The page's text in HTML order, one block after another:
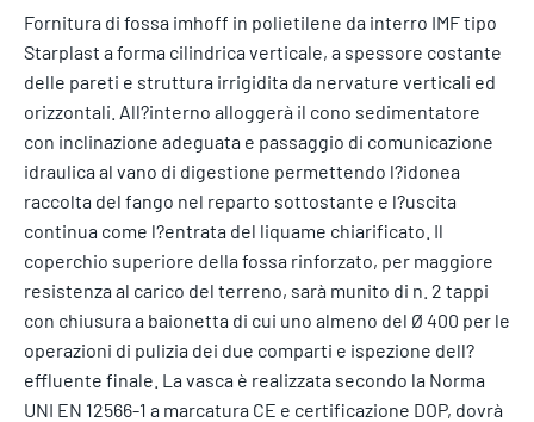
Fornitura di fossa imhoff in polietilene da interro IMF tipo
Starplast a forma cilindrica verticale, a spessore costante
delle pareti e struttura irrigidita da nervature verticali ed
orizzontali. All?interno alloggerà il cono sedimentatore
con inclinazione adeguata e passaggio di comunicazione
idraulica al vano di digestione permettendo l?idonea
raccolta del fango nel reparto sottostante e l?uscita
continua come l?entrata del liquame chiarificato. Il
coperchio superiore della fossa rinforzato, per maggiore
resistenza al carico del terreno, sarà munito di n. 2 tappi
con chiusura a baionetta di cui uno almeno del Ø 400 per le
operazioni di pulizia dei due comparti e ispezione dell?
effluente finale. La vasca è realizzata secondo la Norma
UNI EN 12566-1 a marcatura CE e certificazione DOP, dovrà